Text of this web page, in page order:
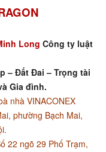
Long Công ty luật
– Đất Đai – Trọng tài
Gia đình.
nhà VINACONEX
phường Bạch Mai,
22 ngõ 29 Phố Trạm,